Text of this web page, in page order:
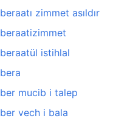
beraatı zimmet asıldır
beraatizimmet
beraatül istihlal
bera
ber mucib i talep
ber vech i bala